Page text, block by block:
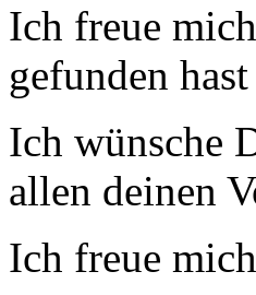
Ich freue
gefunden hast
Ich wünsche
allen deinen
Ich freue